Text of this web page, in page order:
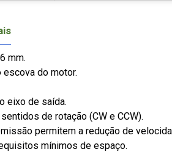
mm.
do motor.
eixo de saída.
de rotação (CW e CCW).
permitem a redução de
mínimos de espaço.